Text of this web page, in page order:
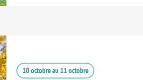
10 octobreau 11 octobre